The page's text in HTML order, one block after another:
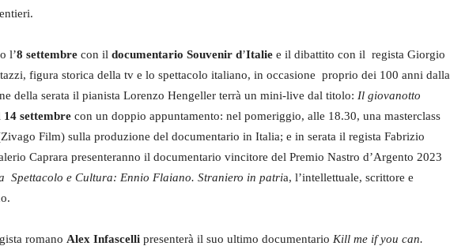
l’8 settembre con il documentario Souvenir d’Italie e il dibattito con il regista Giorgio
figura storica della tv e lo spettacolo italiano, in occasione proprio dei 100 anni dalla
della serata il pianista Lorenzo Hengeller terrà un mini-live dal titolo: Il giovanotto
14 settembre con un doppio appuntamento: nel pomeriggio, alle 18.30, una masterclass
Film) sulla produzione del documentario in Italia; e in serata il regista Fabrizio
Caprara presenteranno il documentario vincitore del Premio Nastro d’Argento 2023
Spettacolo e Cultura: Ennio Flaiano. Straniero in patria, l’intellettuale, scrittore e
romano Alex Infascelli presenterà il suo ultimo documentario Kill me if you can.